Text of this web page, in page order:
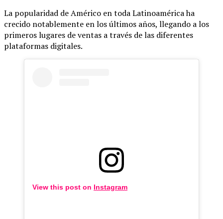
La popularidad de Américo en toda Latinoamérica ha
crecido notablemente en los últimos años, llegando a los
primeros lugares de ventas a través de las diferentes
plataformas digitales.
View this post on Instagram